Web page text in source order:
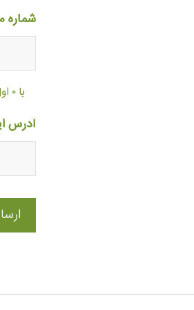
شماره
با ۰ اول و فونت انگلیسی لطفا!
آدرس